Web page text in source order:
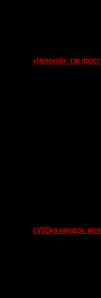
«Непокой»: так
сVODка находок: